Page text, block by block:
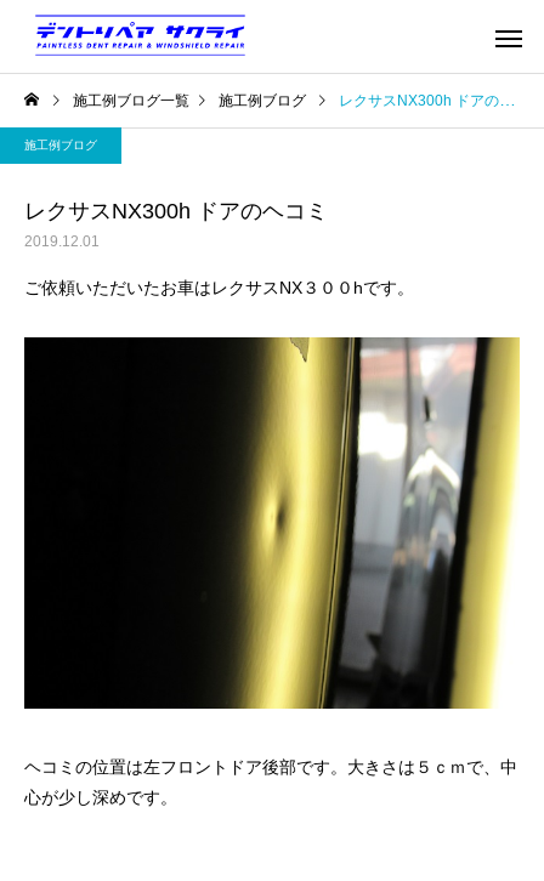
施工例ブログ一覧 施工例ブログ レクサスNX300h ドアのヘコミ
施工例ブログ
レクサスNX300h ドアのヘコミ
2019.12.01
ご依頼いただいたお車はレクサスNX３００hです。
ヘコミの位置は左フロントドア後部です。大きさは５ｃｍで、中
心が少し深めです。